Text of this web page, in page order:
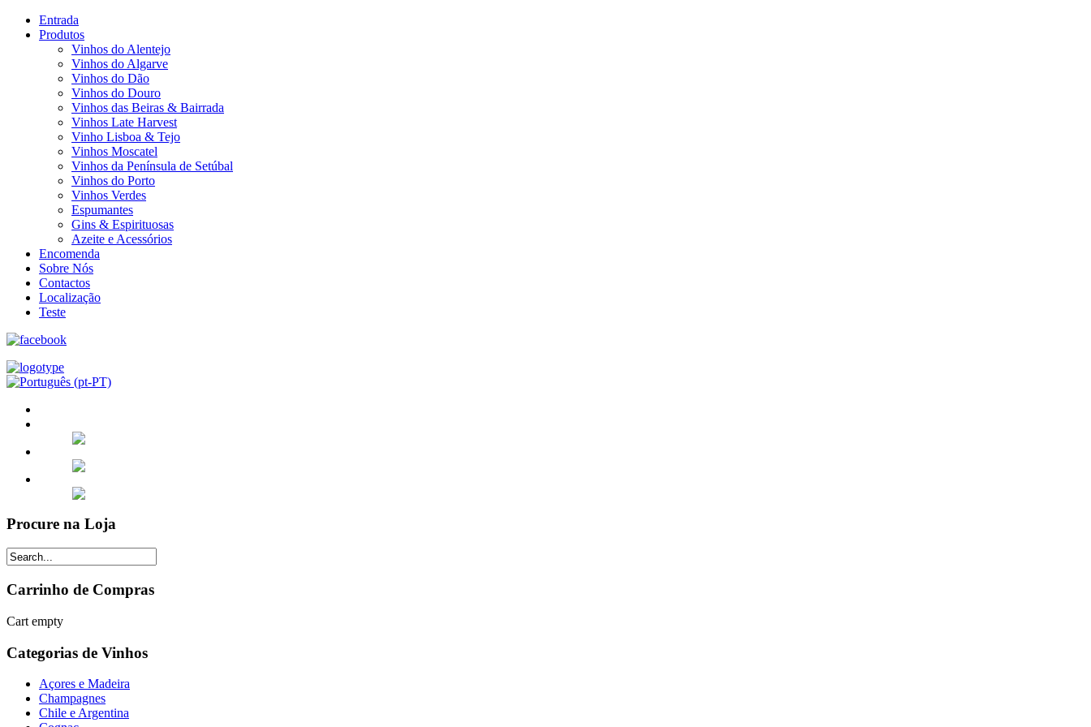
Entrada
Produtos
Vinhos do Alentejo
Vinhos do Algarve
Vinhos do Dão
Vinhos do Douro
Vinhos das Beiras & Bairrada
Vinhos Late Harvest
Vinho Lisboa & Tejo
Vinhos Moscatel
Vinhos da Península de Setúbal
Vinhos do Porto
Vinhos Verdes
Espumantes
Gins & Espirituosas
Azeite e Acessórios
Encomenda
Sobre Nós
Contactos
Localização
Teste
Procure na Loja
Carrinho de Compras
Cart empty
Categorias de Vinhos
Açores e Madeira
Champagnes
Chile e Argentina